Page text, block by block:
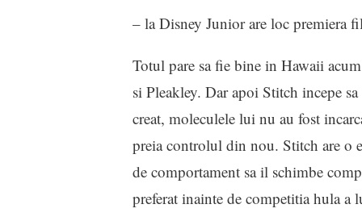
– la Disney Junior are loc premiera
Totul pare sa fie bine in Hawaii
si Pleakley. Dar apoi Stitch incepe
creat, moleculele lui nu au fost
preia controlul din nou. Stitch are o
de comportament sa il schimbe
preferat inainte de competitia hula a